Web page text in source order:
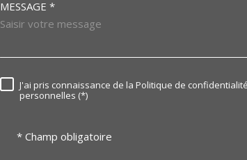
MESSAGE *
RÈGLEMENTATION
J'ai pris connaissance de la Politique de
personnelles (*)
* Champ obligatoire